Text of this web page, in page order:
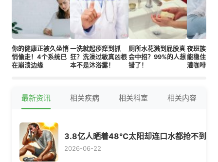
你的健康正被久坐悄
悄偷走！4个系统已
在崩溃边缘
一洗就起疹痒到抓
狂？洗澡过敏真凶根
本不是沐浴露！
厕所水花溅到屁股真
会中招？99%的人想
错了！
夜班族每
能稳住自
灌咖啡管
最新资讯 相关疾病 相关科室 相关内容
3.8亿人晒着48℃太阳却连口水都抢不到
2026-06-22